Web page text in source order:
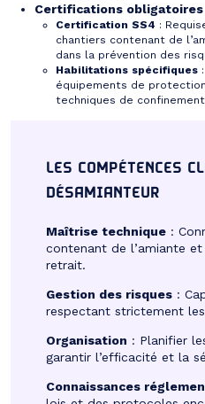
Certifications obligatoires
Certification SS4 :
chantiers contenant de
dans la prévention des
Habilitations spécifiques
équipements de
techniques de
LES COMPÉTENCES
DÉSAMIANTEUR
Maîtrise technique :
contenant de l’amiante
retrait.
Gestion des risques :
respectant strictement
Organisation : Planifier
garantir l’efficacité et la
Connaissances